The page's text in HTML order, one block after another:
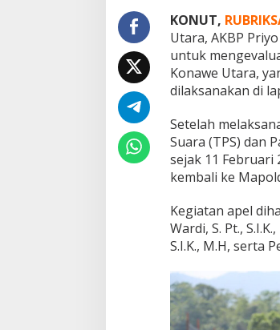
e
r
o
n
e
P
a
s
c
a
e
m
l
2
0
2
4
KONUT,
Utara, AKBP
untuk
Konawe Utara,
dilaksanakan di
Setelah
Suara (TPS) dan
sejak 11 Februari
kembali ke
Kegiatan apel
Wardi, S. Pt.,
S.I.K., M.H, serta